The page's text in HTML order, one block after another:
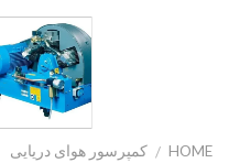
HOME
/ کمپرسور هوای دریایی